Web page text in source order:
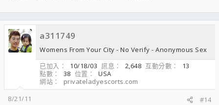
a311749
Womens From Your City - No Verify - Anonymous Sex
已加入
10/18/03 訊息 2,648 互動分數
13
點數
38 位置
USA
網站
privateladyescorts.com
8/21/11
#14